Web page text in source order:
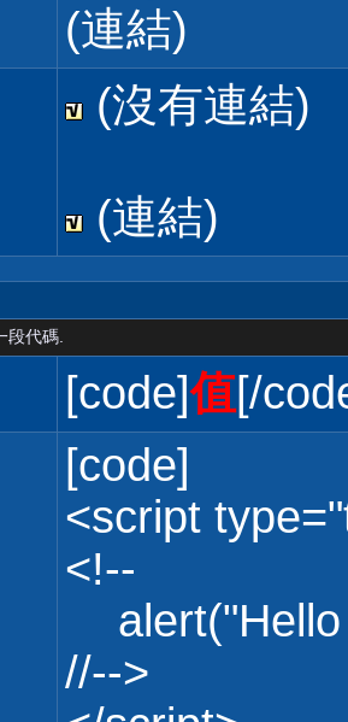
(連結)
(沒有連結)
(連結)
段代碼.
[code]值[/
[code]
<script
<!--
alert("Hello
//-->